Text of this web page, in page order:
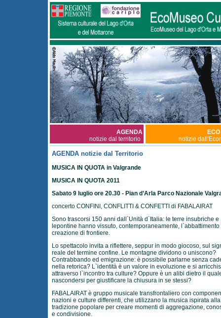
AGENDA
notizie dal territorio
notizie
AGENDA notizie dal Territorio
MUSICA IN QUOTA in Valgrande
MUSICA IN QUOTA 2011
Sabato 9 luglio ore 20.30 - Pian d’Arla Parco Nazionale
concerto CONFINI, CONFLITTI & CONFETTI di FABALAIRAT
Sono trascorsi 150 anni dall`Unità d`Italia: le terre insubriche e
lepontine hanno vissuto, contemporaneamente, l`abbattimento
creazione di frontiere.
Lo spettacolo invita a riflettere, seppur in modo giocoso, sul
reale del termine confine. Le montagne dividono o uniscono?
Contrabbando ed emigrazione: è possibile parlarne senza
nella retorica? L`identità è un valore in evoluzione e si
attraverso l`incontro tra culture? Oppure è un alibi dietro il
nascondersi per giustificare la chiusura in se stessi?
FABALAIRAT è gruppo musicale transfrontaliero con
nazioni e culture differenti, che utilizzano la musica ispirata alla
tradizione popolare per creare momenti di aggregazione,
e condivisione.